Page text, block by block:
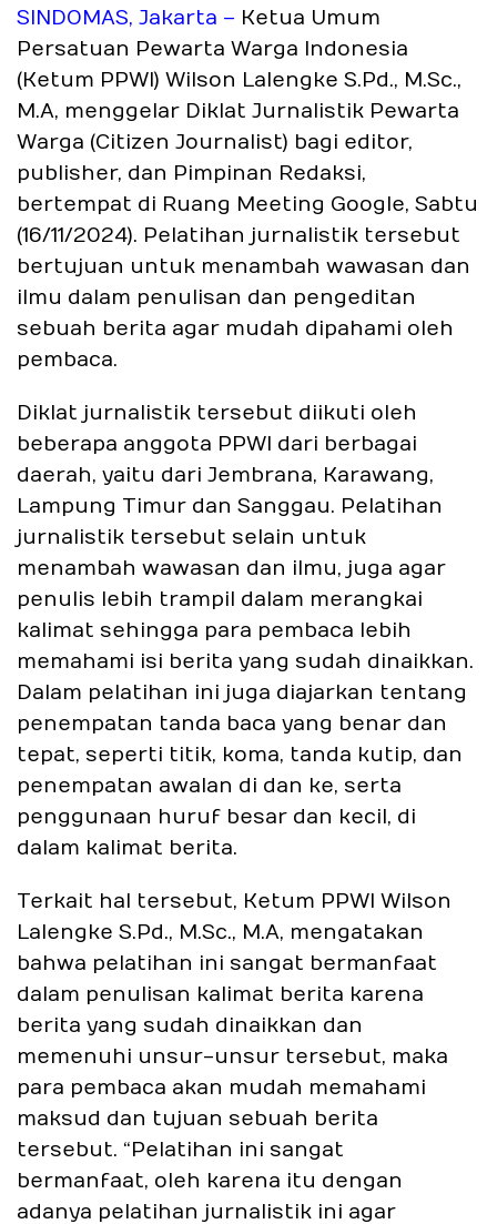
SINDOMAS, Jakarta – Ketua Umum
Persatuan Pewarta Warga Indonesia
(Ketum PPWI) Wilson Lalengke S.Pd., M.Sc.,
M.A, menggelar Diklat Jurnalistik Pewarta
Warga (Citizen Journalist) bagi editor,
publisher, dan Pimpinan Redaksi,
bertempat di Ruang Meeting Google, Sabtu
(16/11/2024). Pelatihan jurnalistik tersebut
bertujuan untuk menambah wawasan dan
ilmu dalam penulisan dan pengeditan
sebuah berita agar mudah dipahami oleh
pembaca.
Diklat jurnalistik tersebut diikuti oleh
beberapa anggota PPWI dari berbagai
daerah, yaitu dari Jembrana, Karawang,
Lampung Timur dan Sanggau. Pelatihan
jurnalistik tersebut selain untuk
menambah wawasan dan ilmu, juga agar
penulis lebih trampil dalam merangkai
kalimat sehingga para pembaca lebih
memahami isi berita yang sudah dinaikkan.
Dalam pelatihan ini juga diajarkan tentang
penempatan tanda baca yang benar dan
tepat, seperti titik, koma, tanda kutip, dan
penempatan awalan di dan ke, serta
penggunaan huruf besar dan kecil, di
dalam kalimat berita.
Terkait hal tersebut, Ketum PPWI Wilson
Lalengke S.Pd., M.Sc., M.A, mengatakan
bahwa pelatihan ini sangat bermanfaat
dalam penulisan kalimat berita karena
berita yang sudah dinaikkan dan
memenuhi unsur-unsur tersebut, maka
para pembaca akan mudah memahami
maksud dan tujuan sebuah berita
tersebut. “Pelatihan ini sangat
bermanfaat, oleh karena itu dengan
adanya pelatihan jurnalistik ini agar